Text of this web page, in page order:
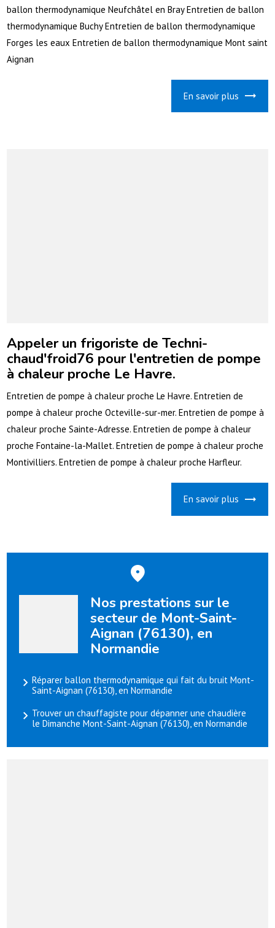
ballon thermodynamique Neufchâtel en Bray Entretien de ballon
thermodynamique Buchy Entretien de ballon thermodynamique
Forges les eaux Entretien de ballon thermodynamique Mont saint
Aignan
En savoir plus
Appeler un frigoriste de Techni-
chaud'froid76 pour l'entretien de pompe
à chaleur proche Le Havre.
Entretien de pompe à chaleur proche Le Havre. Entretien de
pompe à chaleur proche Octeville-sur-mer. Entretien de pompe à
chaleur proche Sainte-Adresse. Entretien de pompe à chaleur
proche Fontaine-la-Mallet. Entretien de pompe à chaleur proche
Montivilliers. Entretien de pompe à chaleur proche Harfleur.
En savoir plus
Nos prestations sur le
secteur de Mont-Saint-
Aignan (76130), en
Normandie
Réparer ballon thermodynamique qui fait du bruit Mont-
Saint-Aignan (76130), en Normandie
Trouver un chauffagiste pour dépanner une chaudière
le Dimanche Mont-Saint-Aignan (76130), en Normandie